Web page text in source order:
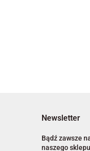
Newsletter
Bądź zawsze
naszego